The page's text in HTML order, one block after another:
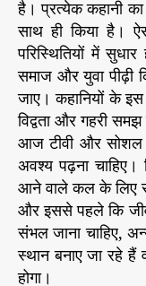
है। प्रत्येक कहानी
साथ ही किया है।
परिस्थितियों में
समाज और युवा पीढ़ी
जाए। कहानियों के
विद्वता और गहरी
आज टीवी और सोशल
अवश्य पढ़ना
आने वाले कल के लिए
और इससे पहले कि
संभल जाना चाहिए,
स्थान बनाए जा रहे हैं
होगा।